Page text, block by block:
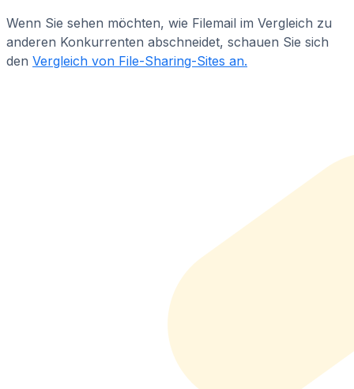
Wenn Sie sehen möchten, wie Filemail im Vergleich zu
anderen Konkurrenten abschneidet, schauen Sie sich
den Vergleich von File-Sharing-Sites an.